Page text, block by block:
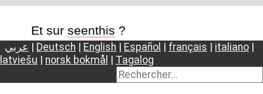
Et sur seenthis ?
عربي | Deutsch | English | Español | français | italiano |
latviešu | norsk bokmål | Tagalog